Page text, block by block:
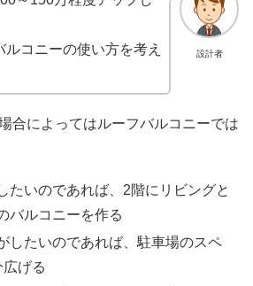
設計者
コニーの使い方を考え
合によってはルーフバルコニーでは
たいのであれば、2階にリビングと
バルコニーを作る
したいのであれば、駐車場のスペ
げる